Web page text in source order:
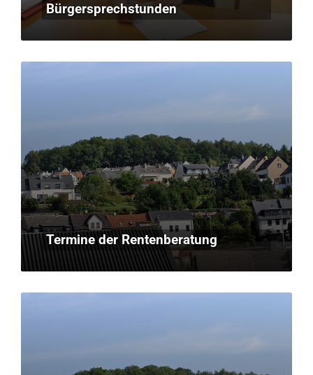
Bürgersprechstunden
Termine der Rentenberatung